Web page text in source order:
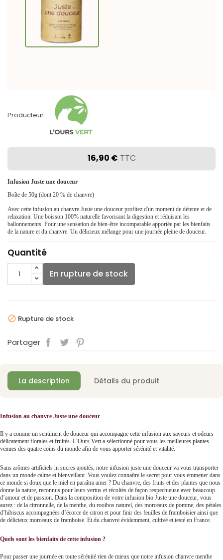
Producteur
16,90 € TTC
Infusion Juste une douceur
Boîte de 50g (dont 20 % de chanvre)
Avec cette infusion au chanvre Juste une douceur profitez d'un moment de détente et de
relaxation. Une boisson 100% naturelle favorisant la digestion et réduisant les
ballonnements. Pour une sensation de bien-être incomparable apportée par les bienfaits
de la nature et du chanvre. Un délicieux mélange pour une journée pleine de douceur.
Quantité
En rupture de stock
 Rupture de stock
Partager
La description Détails du produit
Infusion au chanvre Juste une douceur
Il y a comme un sentiment de douceur qui accompagne cette infusion aux saveurs et odeurs
délicatement florales et fruités. L’Ours Vert a sélectionné pour vous les meilleures plantes
venues des quatre coins du monde afin de vous apporter sérénité et vitalité.
Sans arômes artificiels ni sucres ajoutés, notre infusion juste une douceur va vous transporter
dans un monde calme et bienveillant. Vous voulez connaître le secret pour vous emmener dans
ce monde si doux que le miel en paraîtra amer ? Du chanvre, des fruits et des plantes que nous
donne la nature, reconnus pour leurs vertus et récoltés de façon respectueuse avec beaucoup
d’amour et de passion. Dans la composition de votre infusion bio Juste une douceur, vous
aurez : de la citronnelle, de la menthe, du rooibos naturel, des morceaux de pomme, des pétales
d’hibiscus accompagnées d’écorce de citron et pour finir des feuilles de framboisier ainsi que
de délicieux morceaux de framboise. Et du chanvre évidemment, cultivé et testé en France.
Quels sont les bienfaits de cette infusion ?
Pour passer une journée en toute sérénité rien de mieux que notre infusion chanvre menthe